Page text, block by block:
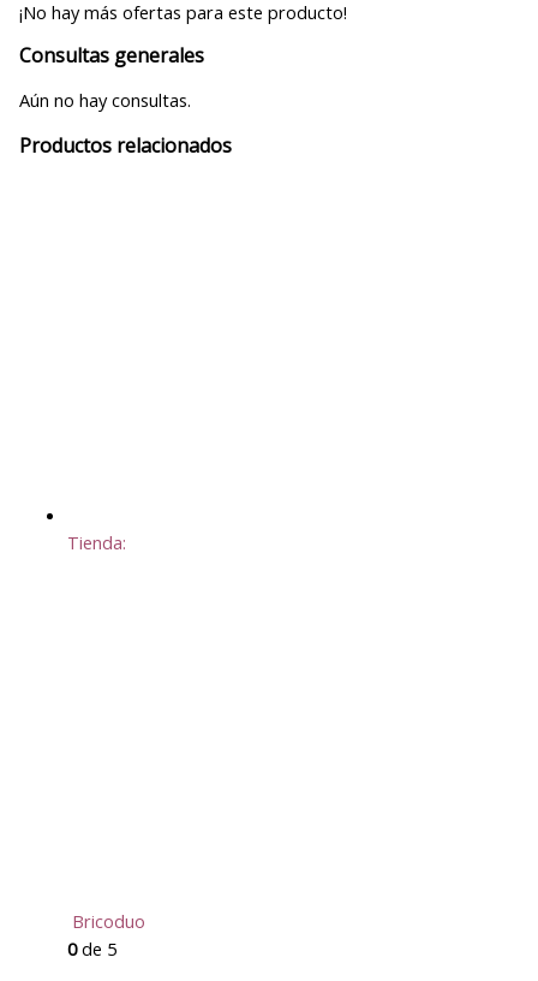
¡No hay más ofertas para este producto!
Consultas generales
Aún no hay consultas.
Productos relacionados
Tienda:
Bricoduo
0de 5